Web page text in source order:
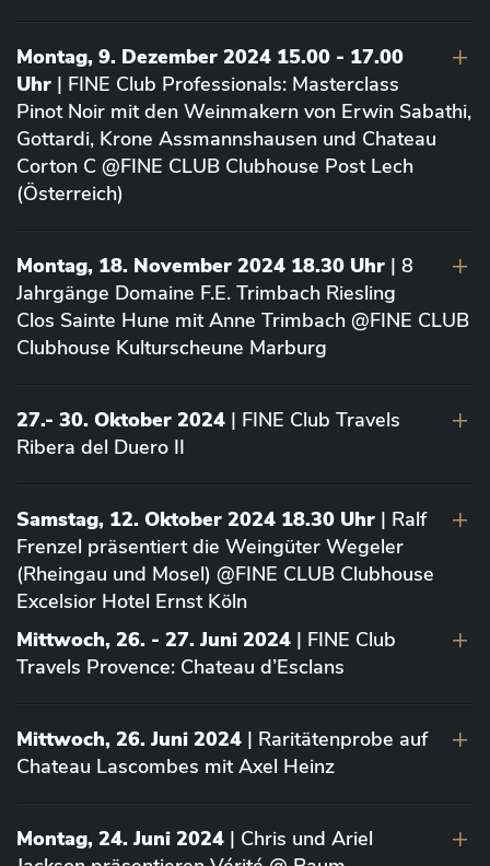
Montag, 9. Dezember 2024 15.00 - 17.00
Uhr | FINE Club Professionals: Masterclass
Pinot Noir mit den Weinmakern von Erwin Sabathi,
Gottardi, Krone Assmannshausen und Chateau
Corton C @FINE CLUB Clubhouse Post Lech
(Österreich)
Montag, 18. November 2024 18.30 Uhr | 8
Jahrgänge Domaine F.E. Trimbach Riesling
Clos Sainte Hune mit Anne Trimbach @FINE CLUB
Clubhouse Kulturscheune Marburg
27.- 30. Oktober 2024 | FINE Club Travels
Ribera del Duero II
Samstag, 12. Oktober 2024 18.30 Uhr | Ralf
Frenzel präsentiert die Weingüter Wegeler
(Rheingau und Mosel) @FINE CLUB Clubhouse
Excelsior Hotel Ernst Köln
Mittwoch, 26. - 27. Juni 2024 | FINE Club
Travels Provence: Chateau d’Esclans
Mittwoch, 26. Juni 2024 | Raritätenprobe auf
Chateau Lascombes mit Axel Heinz
Montag, 24. Juni 2024 | Chris und Ariel